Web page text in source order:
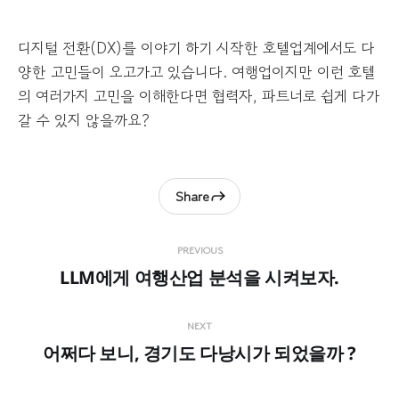
디지털 전환(DX)를 이야기 하기 시작한 호텔업계에서도 다
양한 고민들이 오고가고 있습니다. 여행업이지만 이런 호텔
의 여러가지 고민을 이해한다면 협력자, 파트너로 쉽게 다가
갈 수 있지 않을까요?
PREVIOUS
LLM에게 여행산업 분석을 시켜보자.
Share
NEXT
어쩌다 보니, 경기도 다낭시가 되었을까 ?